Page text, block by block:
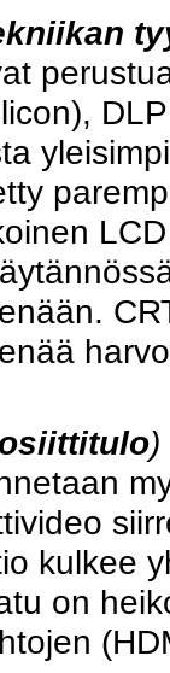
)
kulkee
on